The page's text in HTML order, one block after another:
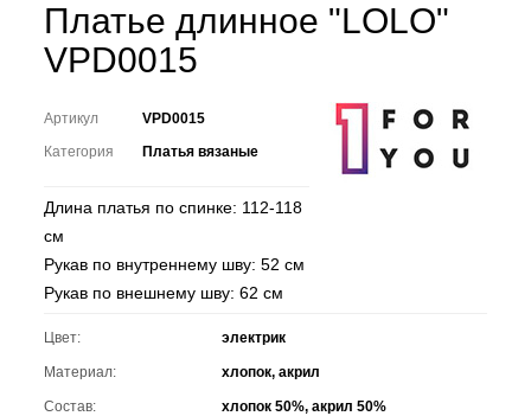
Платье длинное "LOLO"
VPD0015
Артикул
VPD0015
Категория
Платья вязаные
Длина платья по спинке: 112-118
см
Рукав по внутреннему шву: 52 см
Рукав по внешнему шву: 62 см
Цвет: электрик
Материал: хлопок, акрил
Состав: хлопок 50%, акрил 50%